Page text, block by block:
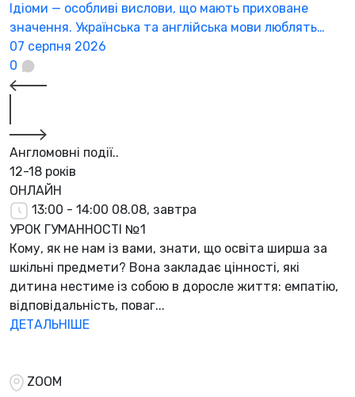
Ідіоми — особливі вислови, що мають приховане
значення. Українська та англійська мови люблять…
07 серпня 2026
0
Англомовні події..
12-18 років
ОНЛАЙН
13:00 - 14:00 08.08, завтра
УРОК ГУМАННОСТІ №1
Кому, як не нам із вами, знати, що освіта ширша за
шкільні предмети? Вона закладає цінності, які
дитина нестиме із собою в доросле життя: емпатію,
відповідальність, поваг...
ДЕТАЛЬНІШЕ
ZOOM